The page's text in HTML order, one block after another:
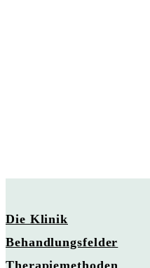
Die Klinik
Behandlungsfelder